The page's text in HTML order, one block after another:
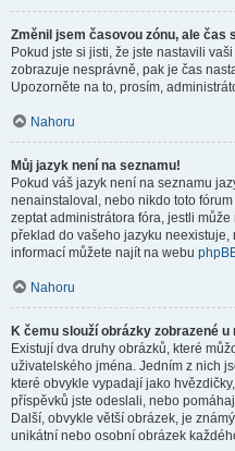
Změnil jsem časovou zónu, ale čas
Pokud jste si jisti, že jste nastavili
zobrazuje nesprávně, pak je čas
Upozorněte na to, prosím,
Nahoru
Můj jazyk není na seznamu!
Pokud váš jazyk není na seznamu
nenainstaloval, nebo nikdo toto
zeptat administrátora fóra, jestli
překlad do vašeho jazyku neexistuje,
informací můžete najít na webu
Nahoru
K čemu slouží obrázky zobrazené
Existují dva druhy obrázků, které
uživatelského jména. Jedním z nich
které obvykle vypadají jako
příspěvků jste odeslali, nebo
Další, obvykle větší obrázek, je
unikátní nebo osobní obrázek